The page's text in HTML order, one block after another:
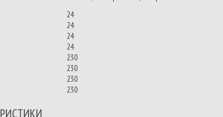
24
24
24
24
230
230
230
230